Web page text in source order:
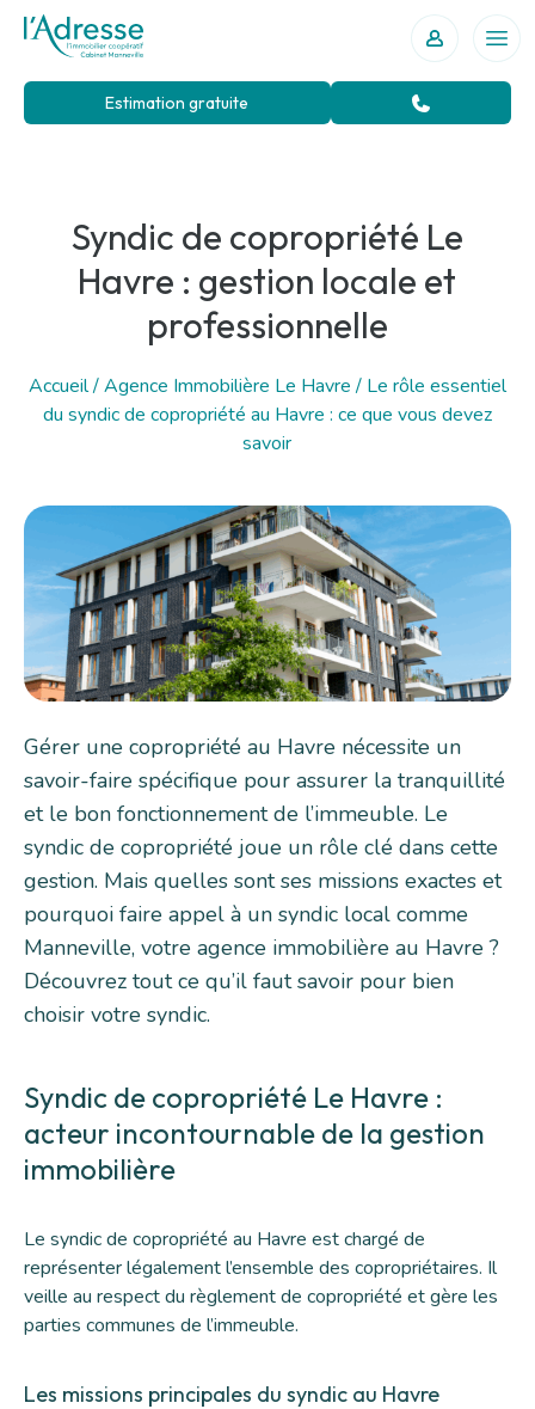
Votre agence immobilière au Havre
Estimation gratuite
Syndic de copropriété Le
Havre : gestion locale et
professionnelle
Accueil/Agence Immobilière Le Havre/ Le rôle essentiel
du syndic de copropriété au Havre : ce que vous devez
savoir
Gérer une copropriété au Havre nécessite un
savoir-faire spécifique pour assurer la tranquillité
et le bon fonctionnement de l’immeuble. Le
syndic de copropriété joue un rôle clé dans cette
gestion. Mais quelles sont ses missions exactes et
pourquoi faire appel à un syndic local comme
Manneville, votre agence immobilière au Havre ?
Découvrez tout ce qu’il faut savoir pour bien
choisir votre syndic.
Syndic de copropriété Le Havre :
acteur incontournable de la gestion
immobilière
Le syndic de copropriété au Havre est chargé de
représenter légalement l’ensemble des copropriétaires. Il
veille au respect du règlement de copropriété et gère les
parties communes de l’immeuble.
Les missions principales du syndic au Havre